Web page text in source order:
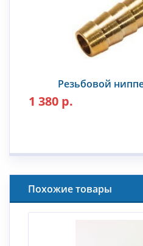
Резьбовой
1 380 р.
Похожие товары